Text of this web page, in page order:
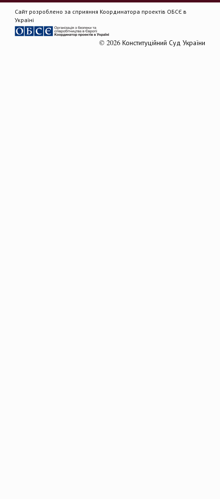
Сайт розроблено за сприяння Координатора проектів ОБСЄ в
Україні
© 2026 Конституційний Суд України